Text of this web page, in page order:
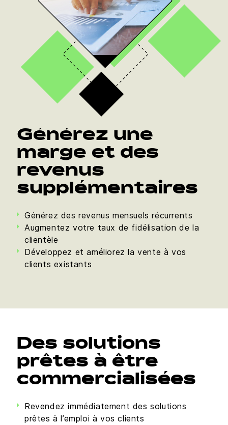
Générez une
marge et des
revenus
supplémentaires
Générez des revenus mensuels récurrents
Augmentez votre taux de fidélisation de la
clientèle
Développez et améliorez la vente à vos
clients existants
Des solutions
prêtes à être
commercialisées
Revendez immédiatement des solutions
prêtes à l’emploi à vos clients